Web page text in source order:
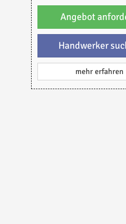
Angebot
Handwerker
mehr erfahren